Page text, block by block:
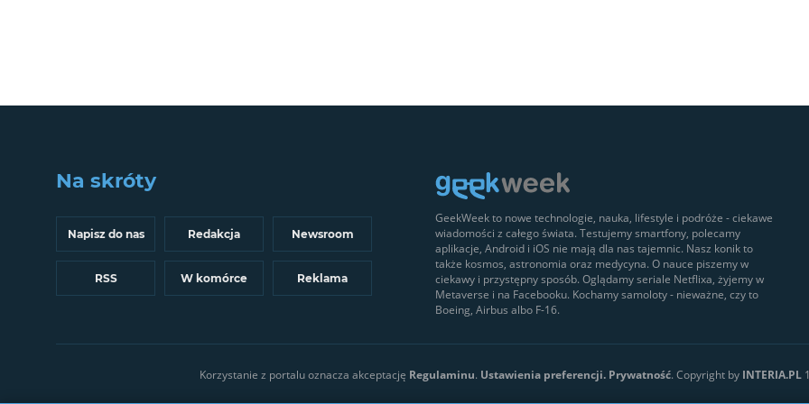
Na skróty
Napisz do nas Redakcja Newsroom
RSS W komórce Reklama
GeekWeek to nowe technologie, nauka, lifestyle i podróże - ciekawe
wiadomości z całego świata. Testujemy smartfony, polecamy
aplikacje, Android i iOS nie mają dla nas tajemnic. Nasz konik to
także kosmos, astronomia oraz medycyna. O nauce piszemy w
ciekawy i przystępny sposób. Oglądamy seriale Netflixa, żyjemy w
Metaverse i na Facebooku. Kochamy samoloty - nieważne, czy to
Boeing, Airbus albo F-16.
Korzystanie z portalu oznacza akceptację Regulaminu. Ustawienia preferencji. Prywatność. Copyright by INTERIA.PL